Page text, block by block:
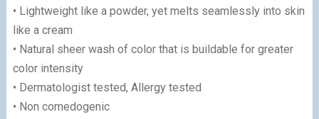
• Lightweight like a powder, yet melts seamlessly into skin
like a cream
• Natural sheer wash of color that is buildable for greater
color intensity
• Dermatologist tested, Allergy tested
• Non comedogenic